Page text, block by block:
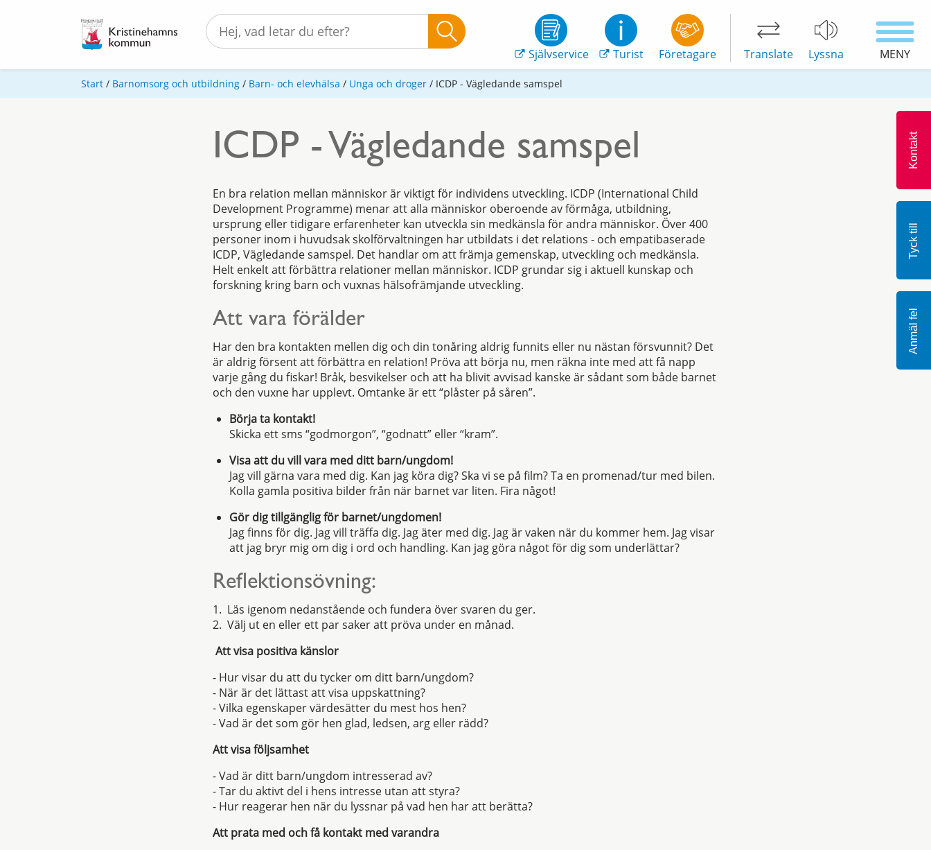
Självservice Turist Företagare Translate Lyssna MENY
Kontakt
Tyck till
Anmäl fel
Start / Barnomsorg och utbildning / Barn- och elevhälsa / Unga och droger / ICDP - Vägledande samspel
ICDP - Vägledande samspel
En bra relation mellan människor är viktigt för individens utveckling. ICDP (International Child
Development Programme) menar att alla människor oberoende av förmåga, utbildning,
ursprung eller tidigare erfarenheter kan utveckla sin medkänsla för andra människor. Över 400
personer inom i huvudsak skolförvaltningen har utbildats i det relations - och empatibaserade
ICDP, Vägledande samspel. Det handlar om att främja gemenskap, utveckling och medkänsla.
Helt enkelt att förbättra relationer mellan människor. ICDP grundar sig i aktuell kunskap och
forskning kring barn och vuxnas hälsofrämjande utveckling.
Att vara förälder
Har den bra kontakten mellen dig och din tonåring aldrig funnits eller nu nästan försvunnit? Det
är aldrig försent att förbättra en relation! Pröva att börja nu, men räkna inte med att få napp
varje gång du fiskar! Bråk, besvikelser och att ha blivit avvisad kanske är sådant som både barnet
och den vuxne har upplevt. Omtanke är ett “plåster på såren”.
Börja ta kontakt!
Skicka ett sms “godmorgon”, “godnatt” eller “kram”.
Visa att du vill vara med ditt barn/ungdom!
Jag vill gärna vara med dig. Kan jag köra dig? Ska vi se på film? Ta en promenad/tur med bilen.
Kolla gamla positiva bilder från när barnet var liten. Fira något!
Gör dig tillgänglig för barnet/ungdomen!
Jag finns för dig. Jag vill träffa dig. Jag äter med dig. Jag är vaken när du kommer hem. Jag visar
att jag bryr mig om dig i ord och handling. Kan jag göra något för dig som underlättar?
Reflektionsövning:
1. Läs igenom nedanstående och fundera över svaren du ger.
2. Välj ut en eller ett par saker att pröva under en månad.
Att visa positiva känslor
- Hur visar du att du tycker om ditt barn/ungdom?
- När är det lättast att visa uppskattning?
- Vilka egenskaper värdesätter du mest hos hen?
- Vad är det som gör hen glad, ledsen, arg eller rädd?
Att visa följsamhet
- Vad är ditt barn/ungdom intresserad av?
- Tar du aktivt del i hens intresse utan att styra?
- Hur reagerar hen när du lyssnar på vad hen har att berätta?
Att prata med och få kontakt med varandra